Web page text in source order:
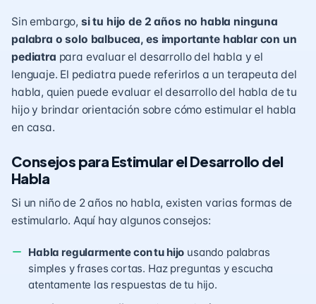
Sin embargo, si tu hijo de 2 años no habla ninguna
palabra o solo balbucea, es importante hablar con un
pediatra para evaluar el desarrollo del habla y el
lenguaje. El pediatra puede referirlos a un terapeuta del
habla, quien puede evaluar el desarrollo del habla de tu
hijo y brindar orientación sobre cómo estimular el habla
en casa.
Consejos para Estimular el Desarrollo del
Habla
Si un niño de 2 años no habla, existen varias formas de
estimularlo. Aquí hay algunos consejos:
Habla regularmente con tu hijo usando palabras
simples y frases cortas. Haz preguntas y escucha
atentamente las respuestas de tu hijo.